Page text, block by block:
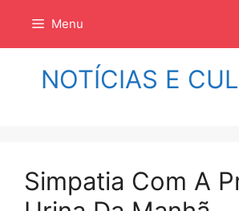
isi
Menu
NOTÍCIAS E
Simpatia Com A